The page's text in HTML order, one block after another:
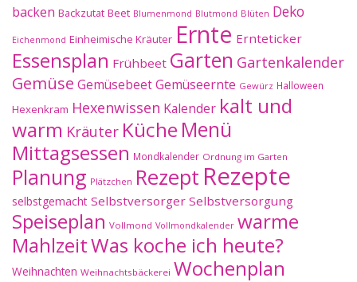
backen Backzutat Beet Blumenmond Blutmond Blüten Deko
Eichenmond Einheimische Kräuter Ernte Ernteticker
Essensplan Frühbeet Garten Gartenkalender
Gemüse GemüsebeetGemüseernte Gewürz Halloween
Hexenkram Hexenwissen Kalender kalt und
warm Kräuter Küche Menü
Mittagsessen Mondkalender Ordnung im Garten
Planung Plätzchen Rezept Rezepte
selbstgemacht Selbstversorger Selbstversorgung
Speiseplan Vollmond Vollmondkalender warme
MahlzeitWas koche ich heute?
Weihnachten Weihnachtsbäckerei Wochenplan